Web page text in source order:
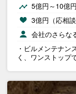
5億円～10億円
3億円（応相談
会社のさらな
・ビルメンテナン
く、ワンストップ